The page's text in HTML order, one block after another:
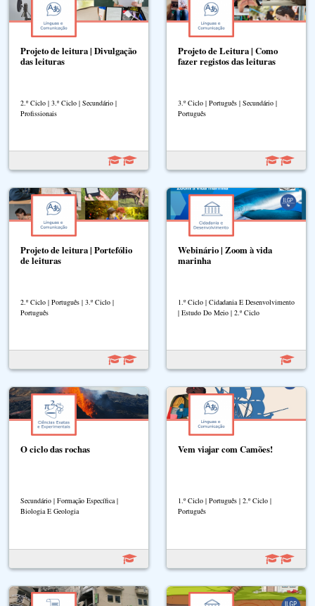
Projeto de leitura | Divulgação
das leituras
2.º Ciclo | 3.º Ciclo | Secundário |
Profissionais
Projeto de Leitura | Como
fazer registos das leituras
3.º Ciclo | Português | Secundário |
Português
Projeto de leitura | Portefólio
de leituras
2.º Ciclo | Português | 3.º Ciclo |
Português
Webinário | Zoom à vida
marinha
1.º Ciclo | Cidadania E Desenvolvimento
| Estudo Do Meio | 2.º Ciclo
O ciclo das rochas
Secundário | Formação Específica |
Biologia E Geologia
Vem viajar com Camões!
1.º Ciclo | Português | 2.º Ciclo |
Português